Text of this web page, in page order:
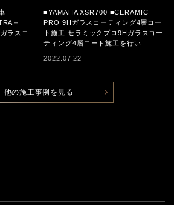
LITE
＋
ラスコ
■YAMAHA XSR700 ■CERAMIC
PRO 9Hガラスコーティング4層コー
ト施工 セラミックプロ9Hガラスコー
ティング4層コート施工を行い…
2022.07.22
他の施工事例を見る